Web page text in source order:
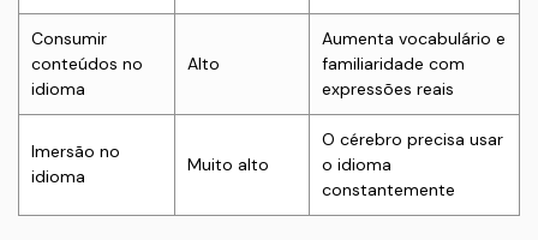
Consumir
conteúdos no
idioma
Alto
Aumenta vocabulário e
familiaridade com
expressões reais
Imersão no
idioma
Muito alto
O cérebro precisa usar
o idioma
constantemente